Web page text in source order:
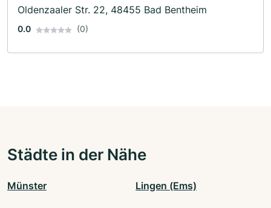
Oldenzaaler Str. 22, 48455 Bad Bentheim
0.0 (0)
Städte in der Nähe
Münster Lingen (Ems)